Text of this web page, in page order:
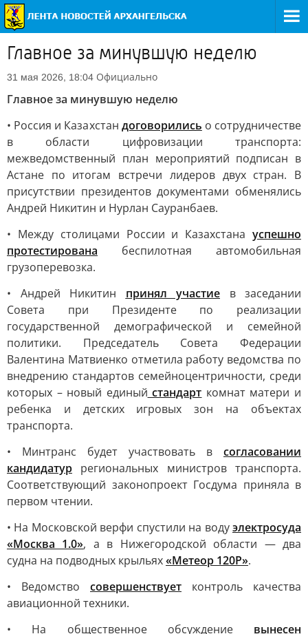
Главное за минувшую неделю
31 мая 2026, 18:04 Официально
Главное за минувшую неделю
• Россия и Казахстан договорились о сотрудничестве
в области цифровизации транспорта:
межведомственный план мероприятий подписан в
Астане по итогам встречи лидеров двух стран. В
присутствии президентов документами обменялись
Андрей Никитин и Нурлан Сауранбаев.
• Между столицами России и Казахстана успешно
протестирована беспилотная автомобильная
грузоперевозка.
• Андрей Никитин принял участие в заседании
Совета при Президенте по реализации
государственной демографической и семейной
политики. Председатель Совета Федерации
Валентина Матвиенко отметила работу ведомства по
внедрению стандартов семейноцентричности, среди
которых – новый единый стандарт комнат матери и
ребенка и детских игровых зон на объектах
транспорта.
• Минтранс будет участвовать в согласовании
кандидатур региональных министров транспорта.
Соответствующий законопроект Госдума приняла в
первом чтении.
• На Московской верфи спустили на водуэлектросуда
«Москва 1.0», а в Нижегородской области — два
судна на подводных крыльях«Метеор 120Р».
• Ведомство совершенствует контроль качества
авиационной техники.
• На общественное обсуждение вынесен